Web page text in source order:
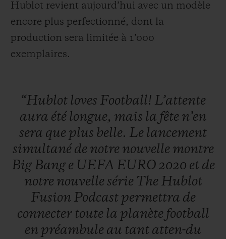
Hublot revient aujourd’hui avec un modèle
encore plus perfectionné, dont la
production sera limitée à 1’000
exemplaires.
“Hublot loves Football! L’attente
aura été longue, mais la fête n’en
sera que plus belle. Le lancement
simultané de notre nouvelle montre
Big Bang e UEFA EURO2020 et de
notre nouvelle série The Hublot
Fusion Podcast permettra de
connecter toute la planète football
en préambule au tant atten-du